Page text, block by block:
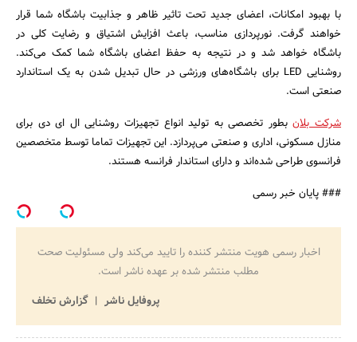
با بهبود امکانات، اعضای جدید تحت تاثیر ظاهر و جذابیت باشگاه شما قرار
خواهند گرفت. نورپردازی مناسب، باعث افزایش اشتیاق و رضایت کلی در
باشگاه خواهد شد و در نتیجه به حفظ اعضای باشگاه شما کمک می‌کند.
روشنایی LED برای باشگاه‌‌های ورزشی در حال تبدیل شدن به یک استاندارد
صنعتی است.
شرکت بلانبطور تخصصی به تولید انواع تجهیزات روشنایی ال ای دی برای
منازل مسکونی، اداری و صنعتی می‌پردازد. این تجهیزات تماما توسط متخصصین
فرانسوی طراحی شده‌اند و دارای استاندار فرانسه هستند.
### پایان خبر رسمی
اخبار رسمی هویت منتشر کننده را تایید می‌کند ولی مسئولیت صحت
مطلب منتشر شده بر عهده ناشر است.
پروفایل ناشر
گزارش تخلف